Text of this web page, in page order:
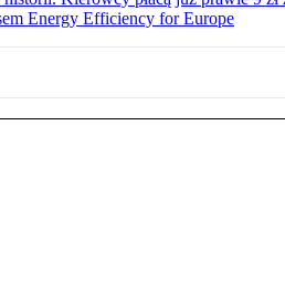
Energy Efficiency for Europe